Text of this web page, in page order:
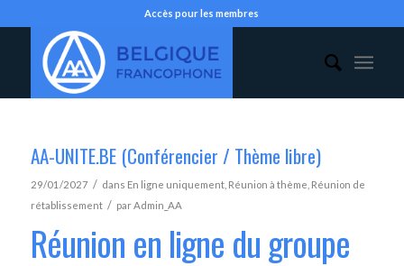
Accès pour les membres
AA-UNITE.BE (Conférencier / Thème libre)
29/01/2027 / dans En ligne uniquement, Réunion à thème Réunion de
rétablissement / parAdmin_AA
Réunion en ligne du groupe